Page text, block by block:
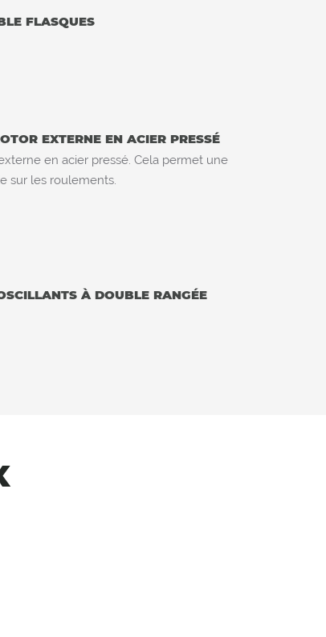
FLASQUES
EXTERNE EN ACIER PRESSÉ
en acier pressé. Cela permet une
sur les roulements.
À DOUBLE RANGÉE